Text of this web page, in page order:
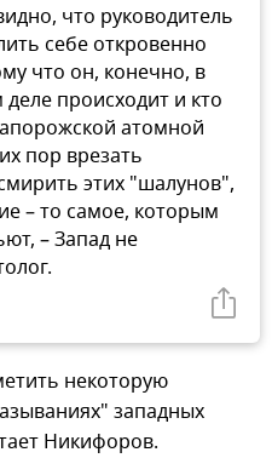
что руководитель
себе откровенно
что он, конечно, в
происходит и кто
атомной
пор врезать
этих "шалунов",
– то самое, которым
– Запад не
некоторую
западных
Никифоров.